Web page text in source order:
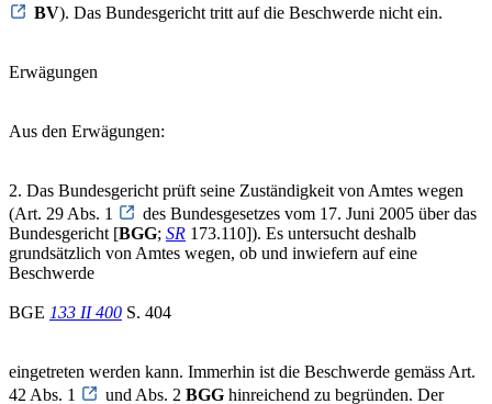
BV). Das Bundesgericht tritt auf die Beschwerde nicht ein.
Erwägungen
Aus den Erwägungen:
2. Das Bundesgericht prüft seine Zuständigkeit von Amtes wegen
(Art. 29 Abs. 1
des Bundesgesetzes vom 17. Juni 2005 über das
Bundesgericht [BGG; SR 173.110]). Es untersucht deshalb
grundsätzlich von Amtes wegen, ob und inwiefern auf eine
Beschwerde
BGE 133 II 400 S. 404
eingetreten werden kann. Immerhin ist die Beschwerde gemäss Art.
42 Abs. 1
und Abs. 2 BGG hinreichend zu begründen. Der